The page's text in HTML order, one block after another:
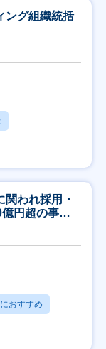
ング組織統括
われ採用・
円超の事業
おすすめ